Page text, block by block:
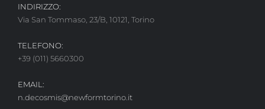
INDIRIZZO:
Via San Tommaso, 23/B, 10121, Torino
TELEFONO:
+39 (011) 5660300
EMAIL:
n.decosmis@newformtorino.it